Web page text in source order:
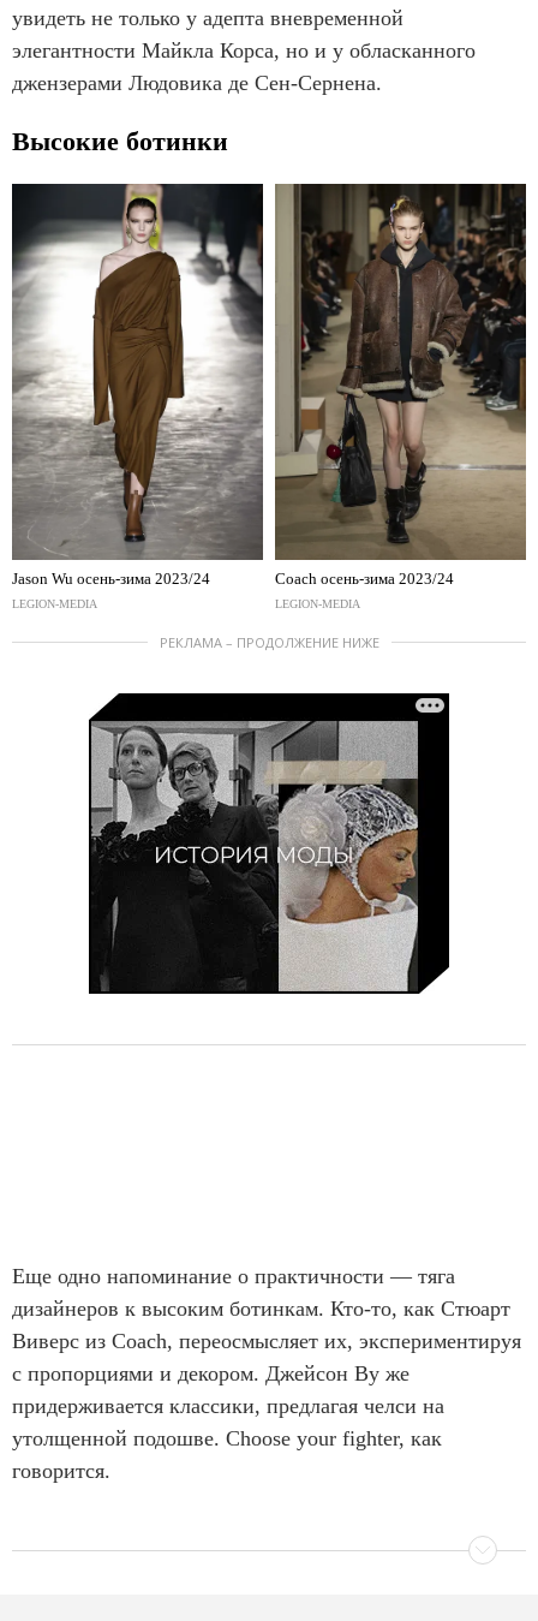
увидеть не только у адепта вневременной
элегантности Майкла Корса, но и у обласканного
джензерами Людовика де Сен-Сернена.
Высокие ботинки
Jason Wu осень-зима 2023/24
LEGION-MEDIA
Coach осень-зима 2023/24
LEGION-MEDIA
РЕКЛАМА – ПРОДОЛЖЕНИЕ НИЖЕ
Еще одно напоминание о практичности — тяга
дизайнеров к высоким ботинкам. Кто-то, как Стюарт
Виверс из Coach, переосмысляет их, экспериментируя
с пропорциями и декором. Джейсон Ву же
придерживается классики, предлагая челси на
утолщенной подошве. Choose your fighter, как
говорится.